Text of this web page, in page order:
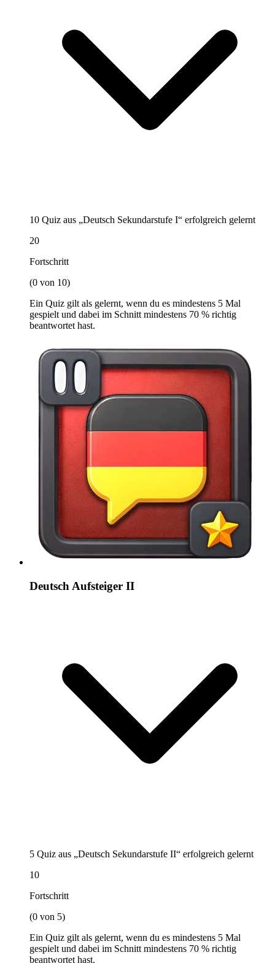
10 Quiz aus „Deutsch Sekundarstufe I“ erfolgreich gelernt
20
Fortschritt
(0 von 10)
Ein Quiz gilt als gelernt, wenn du es mindestens 5 Mal
gespielt und dabei im Schnitt mindestens 70 % richtig
beantwortet hast.
Deutsch Aufsteiger II
5 Quiz aus „Deutsch Sekundarstufe II“ erfolgreich gelernt
10
Fortschritt
(0 von 5)
Ein Quiz gilt als gelernt, wenn du es mindestens 5 Mal
gespielt und dabei im Schnitt mindestens 70 % richtig
beantwortet hast.